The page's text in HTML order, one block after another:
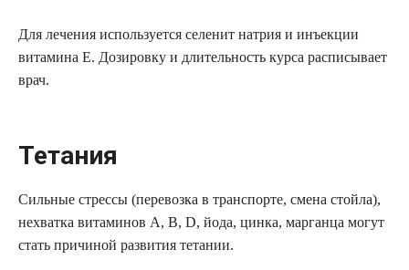
Для лечения используется селенит натрия и инъекции
витамина Е. Дозировку и длительность курса расписывает
врач.
Тетания
Сильные стрессы (перевозка в транспорте, смена стойла),
нехватка витаминов А, В, D, йода, цинка, марганца могут
стать причиной развития тетании.